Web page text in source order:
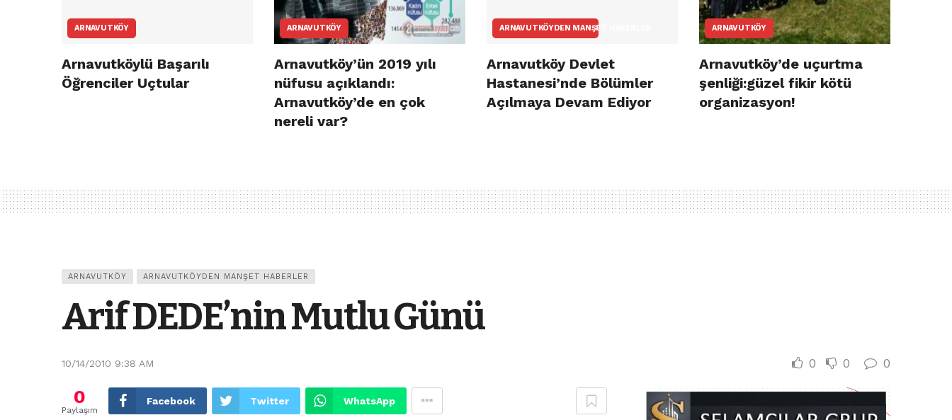
ARNAVUTKÖY
Arnavutköylü Başarılı
Öğrenciler Uçtular
ARNAVUTKÖY
Arnavutköy’ün 2019 yılı
nüfusu açıklandı:
Arnavutköy’de en çok
nereli var?
ARNAVUTKÖYDEN MANŞET HABERLER
Arnavutköy Devlet
Hastanesi’nde Bölümler
Açılmaya Devam Ediyor
ARNAVUTKÖY
Arnavutköy’de uçurtma
şenliği:güzel fikir kötü
organizasyon!
ARNAVUTKÖY ARNAVUTKÖYDEN MANŞET HABERLER
Arif DEDE’nin Mutlu Günü
10/14/2010 9:38 AM 0 0 0
0
Paylaşım
Facebook Twitter WhatsApp